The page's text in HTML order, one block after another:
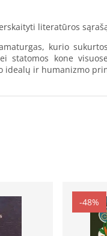
literatūros
kurio
kone
idealų ir humanizmo
-48%